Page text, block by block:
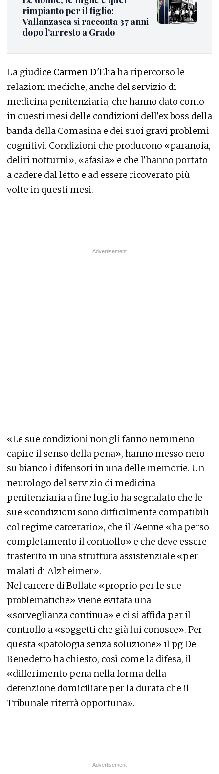
rimpianto per il figlio:
Vallanzasca si racconta 37 anni
dopo l’arresto a Grado
La giudice Carmen D'Elia ha ripercorso le
relazioni mediche, anche del servizio di
medicina penitenziaria, che hanno dato conto
in questi mesi delle condizioni dell'ex boss della
banda della Comasina e dei suoi gravi problemi
cognitivi. Condizioni che producono «paranoia,
deliri notturni», «afasia» e che l'hanno portato
a cadere dal letto e ad essere ricoverato più
volte in questi mesi.
«Le sue condizioni non gli fanno nemmeno
capire il senso della pena», hanno messo nero
su bianco i difensori in una delle memorie. Un
neurologo del servizio di medicina
penitenziaria a fine luglio ha segnalato che le
sue «condizioni sono difficilmente compatibili
col regime carcerario», che il 74enne «ha perso
completamento il controllo» e che deve essere
trasferito in una struttura assistenziale «per
malati di Alzheimer».
Nel carcere di Bollate «proprio per le sue
problematiche» viene evitata una
«sorveglianza continua» e ci si affida per il
controllo a «soggetti che già lui conosce». Per
questa «patologia senza soluzione» il pg De
Benedetto ha chiesto, così come la difesa, il
«differimento pena nella forma della
detenzione domiciliare per la durata che il
Tribunale riterrà opportuna».